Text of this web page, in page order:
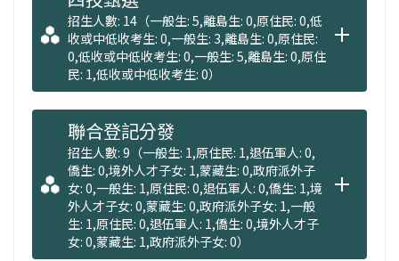
「影音科技及舞台製作」擇一為主軸，並同時
修習「演藝經紀」課程。透過垂直整合創作、
後製及經紀的連貫流程，並結合數位設計學院
的異業資源，提供全方位的實務觀摩與多元學
習體驗。
在資源配置上，學系透過持續投入硬體設備與
增加專業教學空間，並結合臺南文創園區等在
地資源，提供學生實作技能的訓練環境。由於
教學方針強調「產學零落差」，其培育目標是
招生人數: 14（一般生: 5,離島生: 0,原住民: 0,低
收或中低收考生: 0,一般生: 3,離島生: 0,原住民:
0,低收或中低收考生: 0,一般生: 5,離島生: 0,原住
民: 1,低收或中低收考生: 0）
聯合登記分發
招生人數: 9（一般生: 1,原住民: 1,退伍軍人: 0,
僑生: 0,境外人才子女: 1,蒙藏生: 0,政府派外子
女: 0,一般生: 1,原住民: 0,退伍軍人: 0,僑生: 1,境
外人才子女: 0,蒙藏生: 0,政府派外子女: 1,一般
生: 1,原住民: 0,退伍軍人: 1,僑生: 0,境外人才子
女: 0,蒙藏生: 1,政府派外子女: 0）